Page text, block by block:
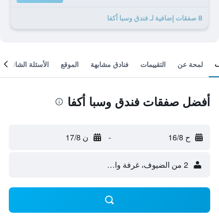
8 صفقات إضافية لـ فندق وسبا أكفا
لمحة عن التقييمات فنادق مشابهة الموقع الأسئلة الشائعة
أفضل صفقات فندق وسبا أكفا
ح 16/8 - ن 17/8
2 من الضيوف، غرفة واحدة